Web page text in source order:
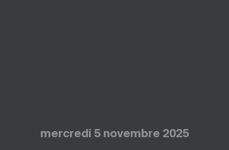
mercredi 5 novembre 2025